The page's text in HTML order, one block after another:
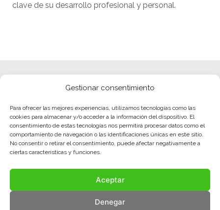
Gestionar consentimiento
Para ofrecer las mejores experiencias, utilizamos tecnologías como las
cookies para almacenar y/o acceder a la información del dispositivo. El
consentimiento de estas tecnologías nos permitirá procesar datos como el
comportamiento de navegación o las identificaciones únicas en este sitio.
No consentir o retirar el consentimiento, puede afectar negativamente a
ciertas características y funciones.
Aceptar
Denegar
clave de su desarrollo profesional y personal.